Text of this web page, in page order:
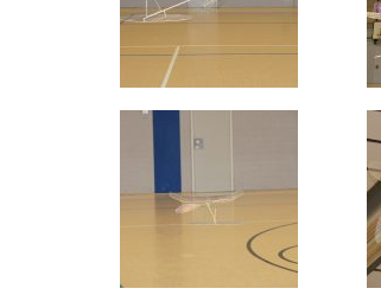
News
Grundsteuer für Modellflug-